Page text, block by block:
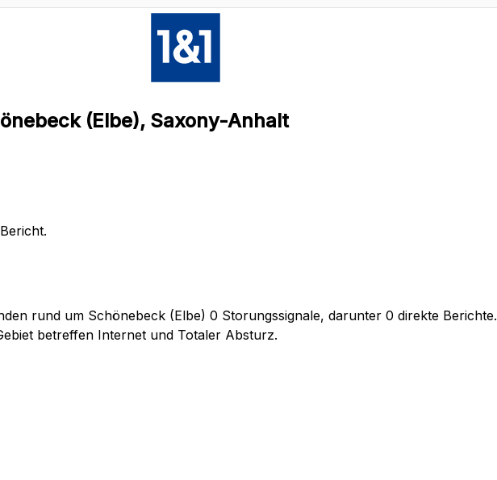
(Elbe), Saxony-Anhalt
rund um Schönebeck (Elbe) 0 Storungssignale, darunter 0 direkte Berichte.
betreffen Internet und Totaler Absturz.